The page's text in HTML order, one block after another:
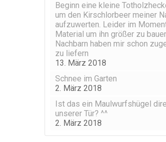
Beginn eine kleine
um den Kirschlorbeer meiner
aufzuwerten. Leider im
Material um ihn größer zu
Nachbarn haben mir schon
zu liefern
13. März 2018
Schnee im Garten
2. März 2018
Ist das ein Maulwurfshügel
unserer Tür? ^^
2. März 2018